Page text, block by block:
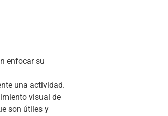
enfocar su
una actividad.
visual de
son útiles y